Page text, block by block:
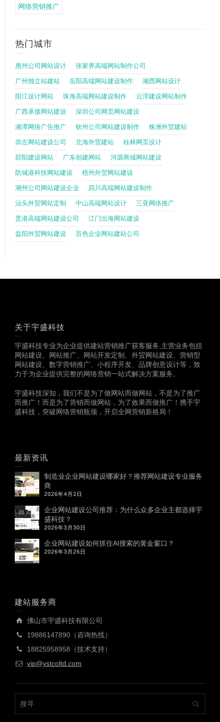
网络营销推广
热门城市
惠州公司网站设计 张家界高端网站制作公司
广州独立站建站 岳阳高端网站建设制作 湘西网站设计
阳江设计网站 珠海高端网站建设制作 云浮建设网站制作
广西承接网站建设 深圳公司网页网站建设
湘潭网络广告推广 钦州公司网站建设制作 株洲外贸建站
崇左网站建设公司 北海外贸建站 桂林网页设计
邵阳建设网站 广东创建网站 河源商城网站建设
防城港科技网站建设 梧州外贸网站建设
潮州公司网站建设企业 四川高端网站建设制作
汕头外贸网站定制 中山高端网站设计 三亚网络推广
贵港高端网站建设公司 江门出海网站建设
益阳外贸网站建设 百色企业网站建站公司
关于宇盛科技
宇盛科技专业为企业提供建站营销推广获客服务,主营业务包括
网站建设、网站推广、网站开发定制、外贸网站建设、营销型
网站建设、数字营销推广、小程序开发、品牌创意设计等，致
力于为企业提供完整的网络营销一站式解决方案服务。
宇盛科技深知，我们不是为了做网站而做网站，不是为了推广
而推广！而是为了营销而做网站，为了效果而做推广！携手宇
盛科技，突破网络营销瓶颈，开启全网营销新格局！
最新资讯
制造业企业网站建设哪家好？推荐网站建设专业服务
商
2026年4月2日
企业网站建设公司推荐：为什么众多企业主都选择宇
盛科技？
2026年3月30日
企业网站建设如何抓住AI搜索的黄金窗口？
2026年3月26日
建站服务商
佛山市宇盛科技有限公司
19886147890（咨询热线）
18825958958（技术支持）
vip@ystcoltd.com